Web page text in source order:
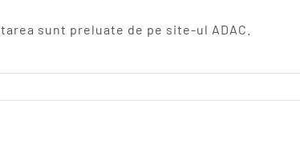
sunt preluate de pe site-ul ADAC.